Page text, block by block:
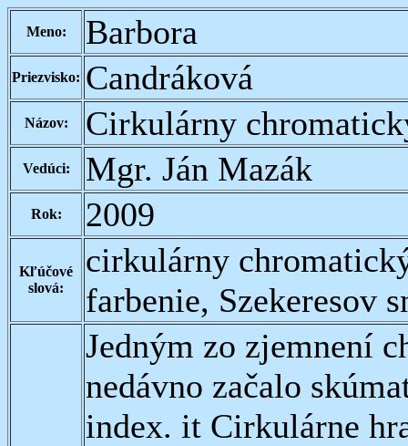
Meno: Barbora
Priezvisko: Candráková
Názov: Cirkulárny
Vedúci: Mgr. Ján Mazák
Rok: 2009
Kľúčové
slová:
cirkulárny
farbenie, Szekeresov
Jedným zo zjemnení
nedávno začalo
index. it Cirkulárne